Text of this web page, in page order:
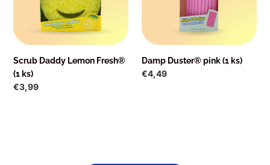
Scrub Daddy Lemon Fresh®
(1 ks)
Normálna
€3,99
Damp Duster® pink (1 ks)
Normálna
€4,49